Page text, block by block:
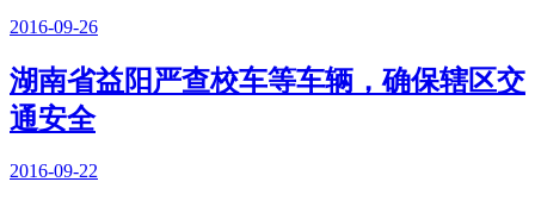
2016-09-26
湖南省益阳严查校车等车辆，确保辖区交
通安全
2016-09-22